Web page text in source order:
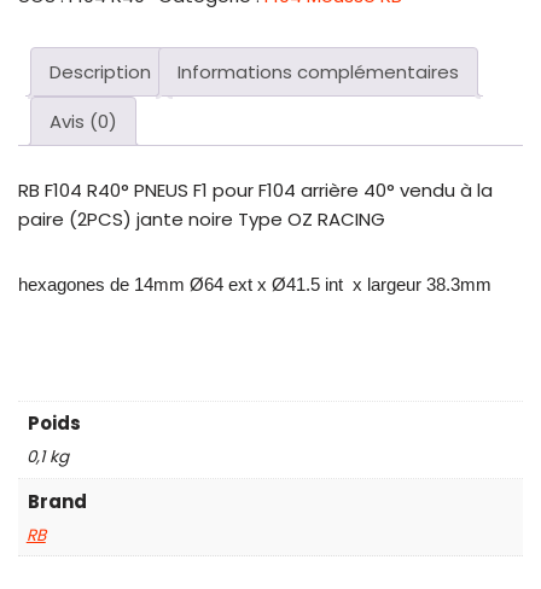
Description
Informations complémentaires
Avis (0)
RB F104 R40° PNEUS F1 pour F104 arrière 40° vendu à la
paire (2PCS) jante noire Type OZ RACING
hexagones de 14mm Ø64 ext x Ø41.5 int x largeur 38.3mm
Poids
0,1 kg
Brand
RB